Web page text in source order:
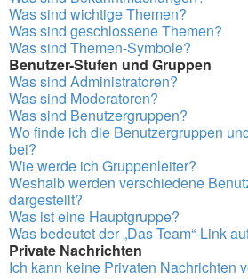
Was sind wichtige Themen?
Was sind geschlossene Themen?
Was sind Themen-Symbole?
Benutzer-Stufen und Gruppen
Was sind Administratoren?
Was sind Moderatoren?
Was sind Benutzergruppen?
Wo finde ich die Benutzergruppen
bei?
Wie werde ich Gruppenleiter?
Weshalb werden verschiedene
dargestellt?
Was ist eine Hauptgruppe?
Was bedeutet der „Das Team“-Link
Private Nachrichten
Ich kann keine Privaten Nachrichten